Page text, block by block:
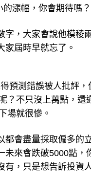
漲幅，你會期待嗎？
字，大家會說他模稜
屆時早就忘了。
預測錯誤被人批評，
？不只沒上萬點，還
場就很慘。
都會盡量採取偏多的
未來會跌破5000點，
有，只是想告訴投資